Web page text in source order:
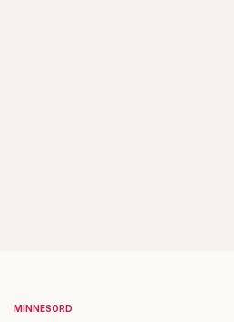
MINNESORD